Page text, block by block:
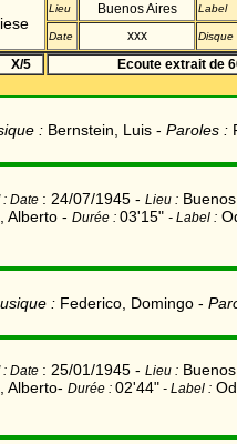
Lieu Buenos Aires Label
Date xxx Disque
X/5 Ecoute extrait de
: Bernstein, Luis - Paroles :
: Date : 24/07/1945 - Lieu :
Alberto - Durée : 03'15" - Label :
: Federico, Domingo -
: Date : 25/01/1945 - Lieu :
Alberto- Durée : 02'44" - Label :